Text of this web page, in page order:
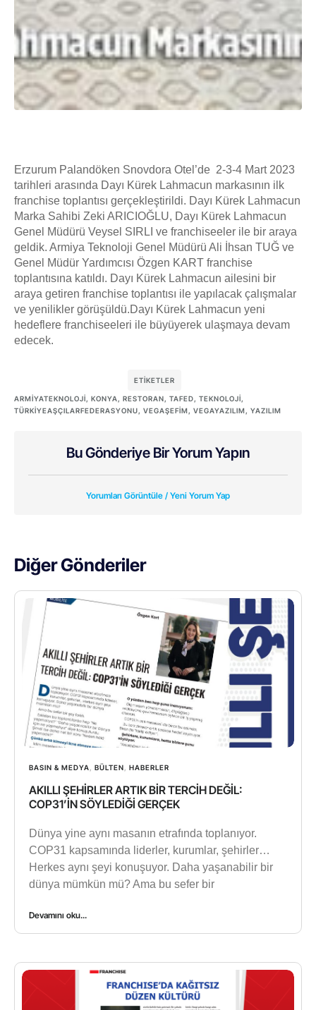
Erzurum Palandöken Snovdora Otel’de 2-3-4 Mart 2023
tarihleri arasında Dayı Kürek Lahmacun markasının ilk
franchise toplantısı gerçekleştirildi. Dayı Kürek Lahmacun
Marka Sahibi Zeki ARICIOĞLU, Dayı Kürek Lahmacun
Genel Müdürü Veysel SIRLI ve franchiseeler ile bir araya
geldik. Armiya Teknoloji Genel Müdürü Ali İhsan TUĞ ve
Genel Müdür Yardımcısı Özgen KART franchise
toplantısına katıldı. Dayı Kürek Lahmacun ailesini bir
araya getiren franchise toplantısı ile yapılacak çalışmalar
ve yenilikler görüşüldü.Dayı Kürek Lahmacun yeni
hedeflere franchiseeleri ile büyüyerek ulaşmaya devam
edecek.
ETIKETLER
ARMIYATEKNOLOJI, KONYA, RESTORAN, TAFED, TEKNOLOJI,
TÜRKIYEAŞÇILARFEDERASYONU, VEGAŞEFIM, VEGAYAZILIM, YAZILIM
Bu Gönderiye Bir Yorum Yapın
Yorumları Görüntüle / Yeni Yorum Yap
Diğer Gönderiler
BASIN & MEDYA BÜLTEN HABERLER
AKILLI ŞEHİRLER ARTIK BİR TERCİH DEĞİL:
COP31’İN SÖYLEDİĞİ GERÇEK
Dünya yine aynı masanın etrafında toplanıyor.
COP31 kapsamında liderler, kurumlar, şehirler…
Herkes aynı şeyi konuşuyor. Daha yaşanabilir bir
dünya mümkün mü? Ama bu sefer bir
Devamını oku...